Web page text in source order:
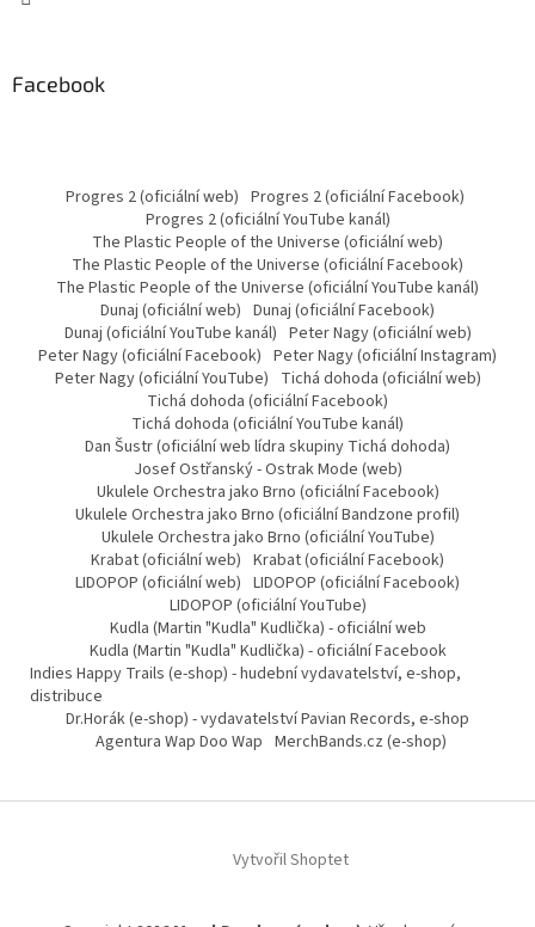
Facebook
Progres 2 (oficiální web) Progres 2 (oficiální Facebook)
Progres 2 (oficiální YouTube kanál)
The Plastic People of the Universe (oficiální web)
The Plastic People of the Universe (oficiální Facebook)
The Plastic People of the Universe (oficiální YouTube kanál)
Dunaj (oficiální web) Dunaj (oficiální Facebook)
Dunaj (oficiální YouTube kanál) Peter Nagy (oficiální web)
Peter Nagy (oficiální Facebook) Peter Nagy (oficiální Instagram)
Peter Nagy (oficiální YouTube) Tichá dohoda (oficiální web)
Tichá dohoda (oficiální Facebook)
Tichá dohoda (oficiální YouTube kanál)
Dan Šustr (oficiální web lídra skupiny Tichá dohoda)
Josef Ostřanský - Ostrak Mode (web)
Ukulele Orchestra jako Brno (oficiální Facebook)
Ukulele Orchestra jako Brno (oficiální Bandzone profil)
Ukulele Orchestra jako Brno (oficiální YouTube)
Krabat (oficiální web) Krabat (oficiální Facebook)
LIDOPOP (oficiální web) LIDOPOP (oficiální Facebook)
LIDOPOP (oficiální YouTube)
Kudla (Martin "Kudla" Kudlička) - oficiální web
Kudla (Martin "Kudla" Kudlička) - oficiální Facebook
Indies Happy Trails (e-shop) - hudební vydavatelství, e-shop,
distribuce
Dr.Horák (e-shop) - vydavatelství Pavian Records, e-shop
Agentura Wap Doo Wap MerchBands.cz (e-shop)
Vytvořil Shoptet